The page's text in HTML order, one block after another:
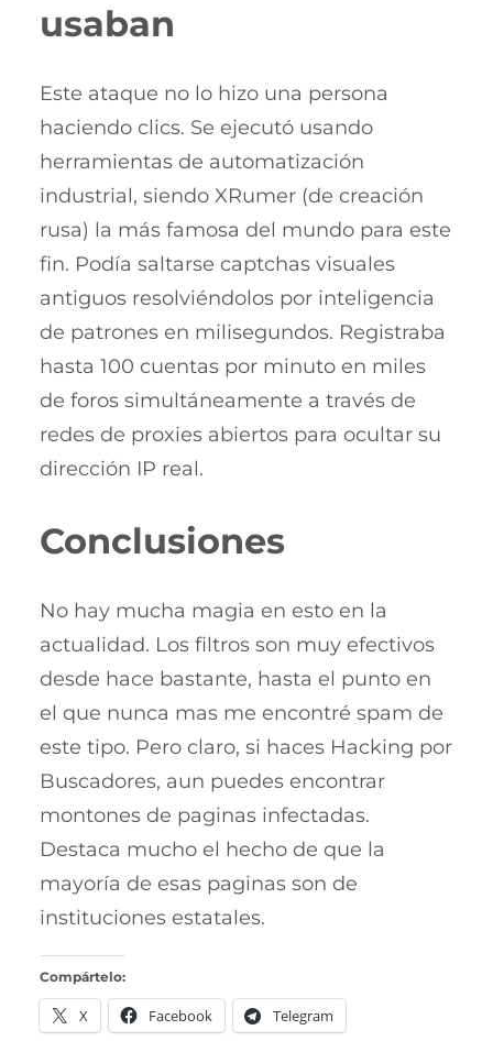
usaban
Este ataque no lo hizo una persona
haciendo clics. Se ejecutó usando
herramientas de automatización
industrial, siendo XRumer (de creación
rusa) la más famosa del mundo para este
fin. Podía saltarse captchas visuales
antiguos resolviéndolos por inteligencia
de patrones en milisegundos. Registraba
hasta 100 cuentas por minuto en miles
de foros simultáneamente a través de
redes de proxies abiertos para ocultar su
dirección IP real.
Conclusiones
No hay mucha magia en esto en la
actualidad. Los filtros son muy efectivos
desde hace bastante, hasta el punto en
el que nunca mas me encontré spam de
este tipo. Pero claro, si haces Hacking por
Buscadores, aun puedes encontrar
montones de paginas infectadas.
Destaca mucho el hecho de que la
mayoría de esas paginas son de
instituciones estatales.
Compártelo:
X Facebook Telegram